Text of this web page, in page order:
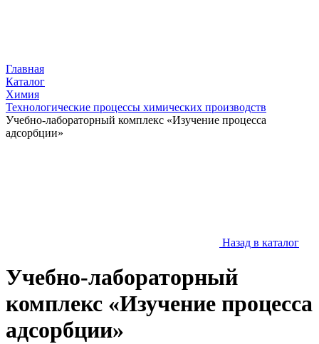
Главная
Каталог
Химия
Технологические процессы химических производств
Учебно-лабораторный комплекс «Изучение процесса
адсорбции»
Назад в каталог
Учебно-лабораторный
комплекс «Изучение процесса
адсорбции»